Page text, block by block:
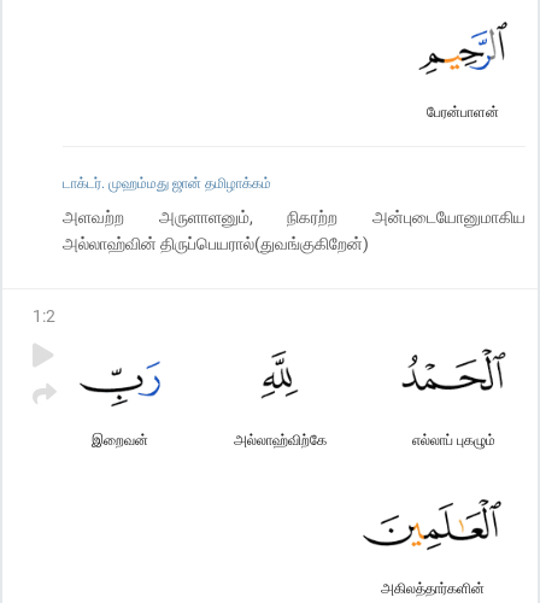
பேரன்பாளன்
டாக்டர். முஹம்மது ஜான் தமிழாக்கம்
அளவற்ற அருளாளனும், நிகரற்ற அன்புடையோனுமாகிய
அல்லாஹ்வின் திருப்பெயரால்(துவங்குகிறேன்)
1 :2
எல்லாப் புகழும்
அல்லாஹ்விற்கே
இறைவன்
அகிலத்தார்களின்